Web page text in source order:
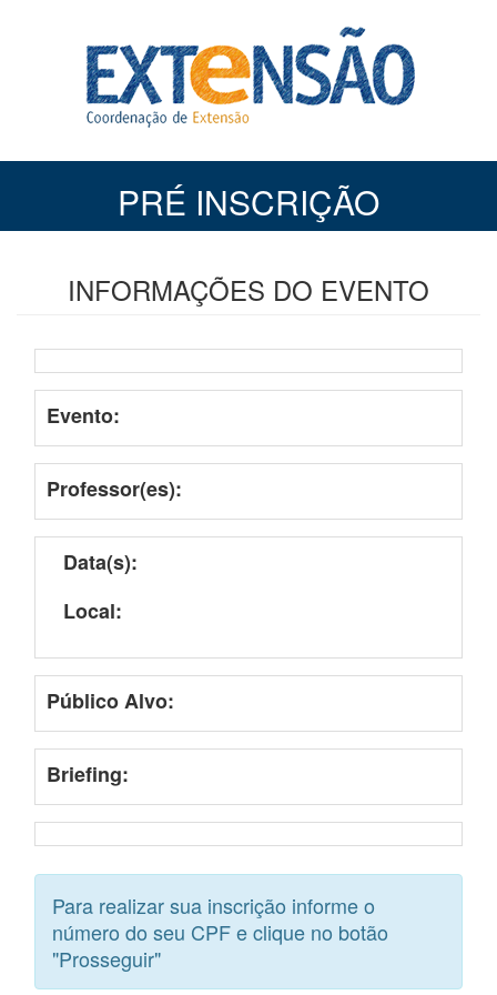
PRÉ INSCRIÇÃO
INFORMAÇÕES DO EVENTO
Evento:
Professor(es):
Data(s):
Local:
Público Alvo:
Briefing:
Para realizar sua inscrição informe o
número do seu CPF e clique no botão
"Prosseguir"